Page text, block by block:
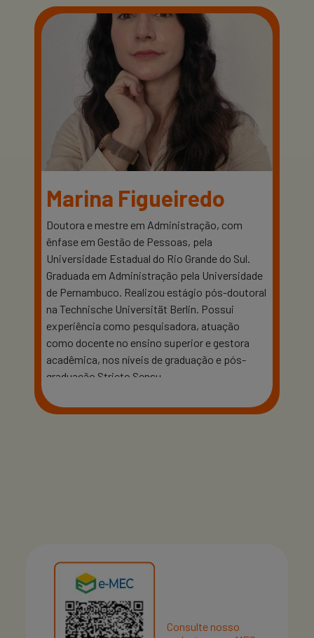
Marina Figueiredo
Doutora e mestre em Administração, com
ênfase em Gestão de Pessoas, pela
Universidade Estadual do Rio Grande do Sul.
Graduada em Administração pela Universidade
de Pernambuco. Realizou estágio pós-doutoral
na Technische Universität Berlin. Possui
experiência como pesquisadora, atuação
como docente no ensino superior e gestora
acadêmica, nos níveis de graduação e pós-
graduação Stricto Sensu.
Consulte nosso